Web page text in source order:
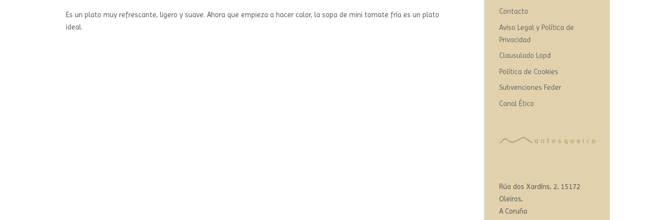
Es un plato muy refrescante, ligero y suave. Ahora que empieza a hacer calor, la sopa de mini tomate fría es un plato
ideal.
Contacto
Aviso Legal y Política de
Privacidad
Clausulado Lopd
Política de Cookies
Subvenciones Feder
Canal Ético
Rúa dos Xardíns, 2, 15172
Oleiros,
A Coruña